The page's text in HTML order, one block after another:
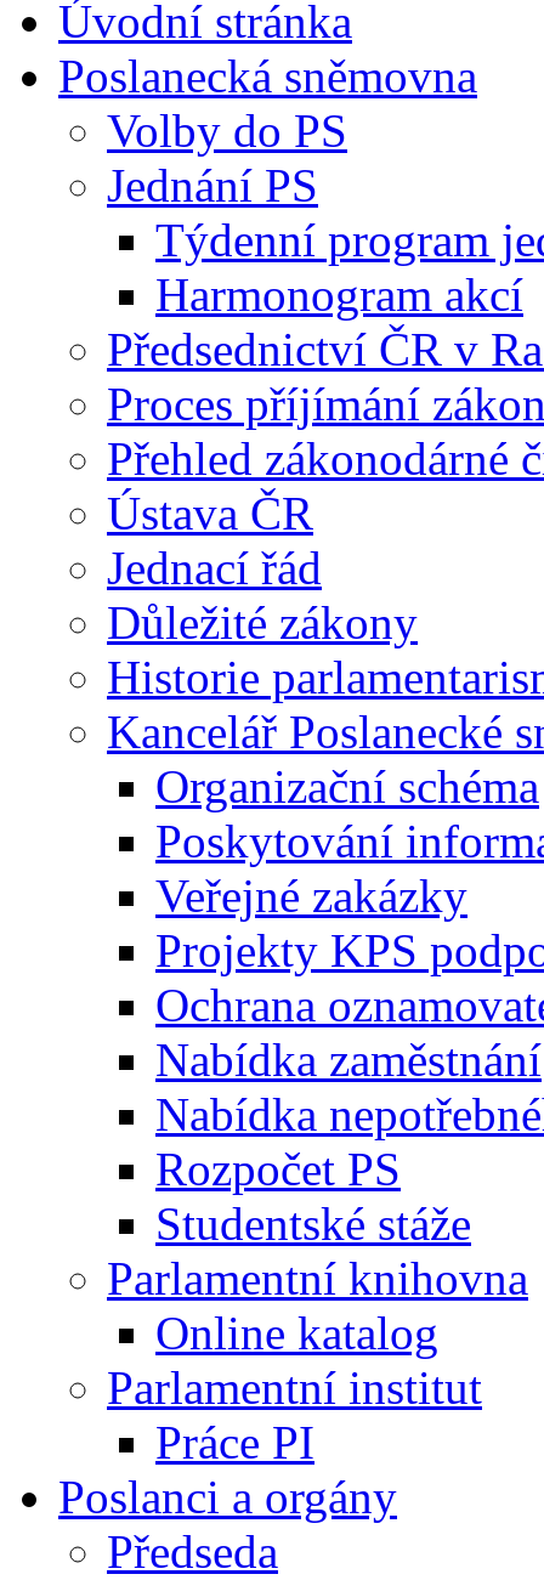
Úvodní stránka
Poslanecká sněmovna
Volby do PS
Jednání PS
Týdenní program
Harmonogram akcí
Předsednictví ČR v
Proces příjímání
Přehled zákonodárné
Ústava ČR
Jednací řád
Důležité zákony
Historie
Kancelář Poslanecké
Organizační schéma
Poskytování
Veřejné zakázky
Projekty KPS
Ochrana
Nabídka zaměstnání
Nabídka
Rozpočet PS
Studentské stáže
Parlamentní knihovna
Online katalog
Parlamentní institut
Práce PI
Poslanci a orgány
Předseda